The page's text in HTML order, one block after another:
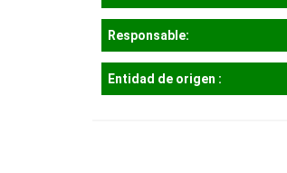
Responsable:
Entidad de origen :